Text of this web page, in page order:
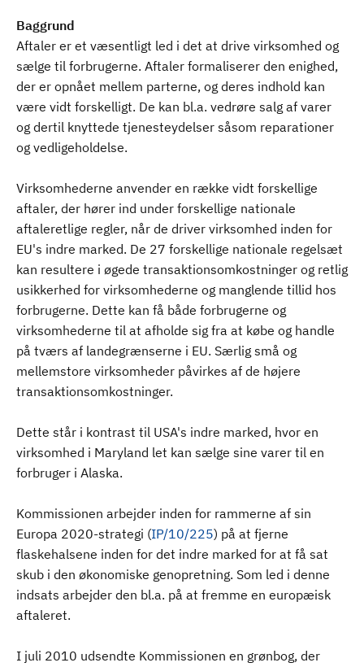
Baggrund
Aftaler er et væsentligt led i det at drive virksomhed og
sælge til forbrugerne. Aftaler formaliserer den enighed,
der er opnået mellem parterne, og deres indhold kan
være vidt forskelligt. De kan bl.a. vedrøre salg af varer
og dertil knyttede tjenesteydelser såsom reparationer
og vedligeholdelse.
Virksomhederne anvender en række vidt forskellige
aftaler, der hører ind under forskellige nationale
aftaleretlige regler, når de driver virksomhed inden for
EU's indre marked. De 27 forskellige nationale regelsæt
kan resultere i øgede transaktionsomkostninger og retlig
usikkerhed for virksomhederne og manglende tillid hos
forbrugerne. Dette kan få både forbrugerne og
virksomhederne til at afholde sig fra at købe og handle
på tværs af landegrænserne i EU. Særlig små og
mellemstore virksomheder påvirkes af de højere
transaktionsomkostninger.
Dette står i kontrast til USA's indre marked, hvor en
virksomhed i Maryland let kan sælge sine varer til en
forbruger i Alaska.
Kommissionen arbejder inden for rammerne af sin
Europa 2020-strategi (IP/10/225) på at fjerne
flaskehalsene inden for det indre marked for at få sat
skub i den økonomiske genopretning. Som led i denne
indsats arbejder den bl.a. på at fremme en europæisk
aftaleret.
I juli 2010 udsendte Kommissionen en grønbog, der